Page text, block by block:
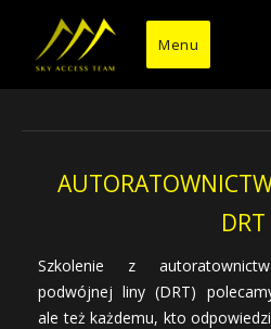
treści
Menu
DRT
Szkolenie z
podwójnej liny (DRT)
ale też każdemu, kto